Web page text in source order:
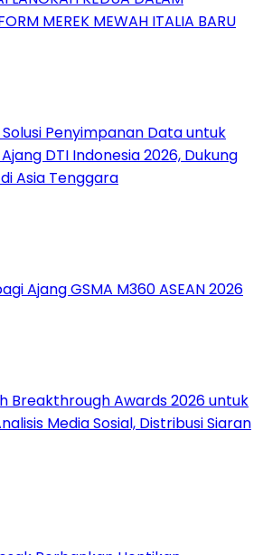
MEREK MEWAH ITALIA BARU
Solusi Penyimpanan Data untuk
DTI Indonesia 2026, Dukung
Asia Tenggara
Ajang GSMA M360 ASEAN 2026
Breakthrough Awards 2026 untuk
Media Sosial, Distribusi Siaran